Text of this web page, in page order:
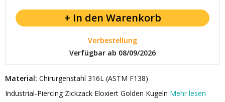
Vorbestellung
Verfügbar ab 08/09/2026
Material: Chirurgenstahl 316L (ASTM F138)
Industrial-Piercing Zickzack Eloxiert Golden Kugeln Mehr lesen